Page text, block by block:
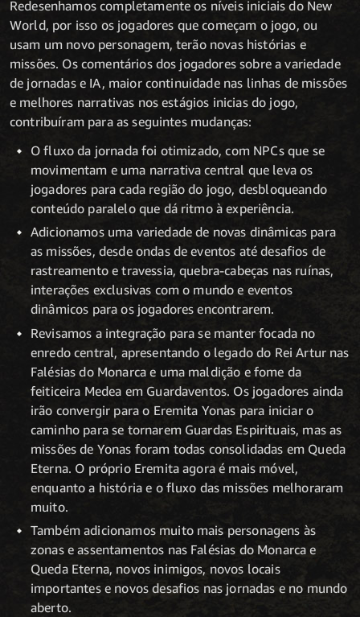
Redesenhamos completamente os níveis iniciais do New
World, por isso os jogadores que começam o jogo, ou
usam um novo personagem, terão novas histórias e
missões. Os comentários dos jogadores sobre a variedade
de jornadas e IA, maior continuidade nas linhas de missões
e melhores narrativas nos estágios inicias do jogo,
contribuíram para as seguintes mudanças:
O fluxo da jornada foi otimizado, com NPCs que se
movimentam e uma narrativa central que leva os
jogadores para cada região do jogo, desbloqueando
conteúdo paralelo que dá ritmo à experiência.
Adicionamos uma variedade de novas dinâmicas para
as missões, desde ondas de eventos até desafios de
rastreamento e travessia, quebra-cabeças nas ruínas,
interações exclusivas com o mundo e eventos
dinâmicos para os jogadores encontrarem.
Revisamos a integração para se manter focada no
enredo central, apresentando o legado do Rei Artur nas
Falésias do Monarca e uma maldição e fome da
feiticeira Medea em Guardaventos. Os jogadores ainda
irão convergir para o Eremita Yonas para iniciar o
caminho para se tornarem Guardas Espirituais, mas as
missões de Yonas foram todas consolidadas em Queda
Eterna. O próprio Eremita agora é mais móvel,
enquanto a história e o fluxo das missões melhoraram
muito.
Também adicionamos muito mais personagens às
zonas e assentamentos nas Falésias do Monarca e
Queda Eterna, novos inimigos, novos locais
importantes e novos desafios nas jornadas e no mundo
aberto.